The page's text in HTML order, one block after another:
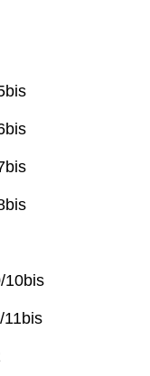
10bis
11bis